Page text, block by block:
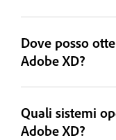
Dove posso
Adobe XD?
Quali sistemi
Adobe XD?